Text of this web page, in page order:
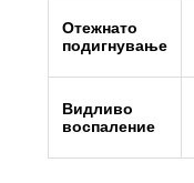
Отежнато
подигнување
Видливо
воспаление